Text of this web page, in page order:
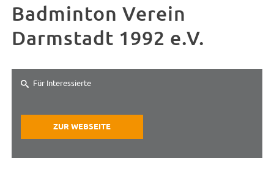
Badminton Verein
Darmstadt 1992 e.V.
Für Interessierte
ZUR WEBSEITE